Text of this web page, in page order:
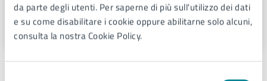
da parte degli utenti. Per saperne di più sull'utilizzo dei dati
e su come disabilitare i cookie oppure abilitarne solo alcuni,
consulta la nostra Cookie Policy.
Via Sant'Antonio 11 - Jesolo (VE), 30016